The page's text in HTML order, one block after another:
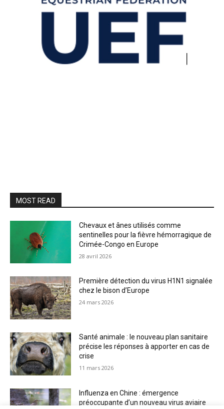
MOST READ
Chevaux et ânes utilisés comme
sentinelles pour la fièvre hémorragique de
Crimée-Congo en Europe
28 avril 2026
Première détection du virus H1N1 signalée
chez le bison d’Europe
24 mars 2026
Santé animale : le nouveau plan sanitaire
précise les réponses à apporter en cas de
crise
11 mars 2026
Influenza en Chine : émergence
préoccupante d’un nouveau virus aviaire